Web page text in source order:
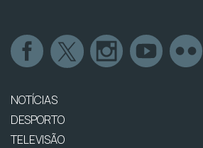
NOTÍCIAS
DESPORTO
TELEVISÃO